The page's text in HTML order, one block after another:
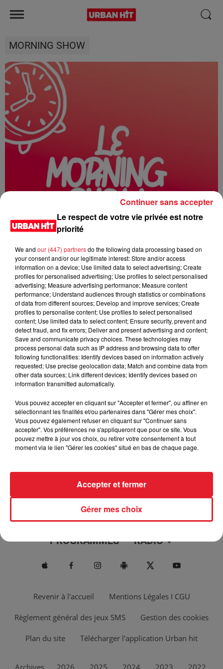
MORNING SHOW
0:00 5 min 32 sec
8 février 2024 - 5 min 32 sec
ACTUS MUSIQUES
PROGRAMMES RADIO
Revenir à l'accueil Mentions Légales I CGU
Règlement général des jeux SMS Gestion des cookies
Plan du site Télécharger l'application Urban hit
Archives 2026 2025 2024 2023 2022
Le respect de votre vie privée est notre
priorité
We and our (447) partnersdo the following data processing based on
your consent and/or our legitimate interest: Store and/or access
information on a device; Use limited data to select advertising; Create
profiles for personalised advertising; Use profiles to select personalised
advertising; Measure advertising performance; Measure content
performance; Understand audiences through statistics or combinations
of data from different sources; Develop and improve services; Create
profiles to personalise content; Use profiles to select personalised
content; Use limited data to select content; Ensure security, prevent and
detect fraud, and fix errors; Deliver and present advertising and content;
Save and communicate privacy choices. These technologies may
process personal data such as IP address and browsing data to offer
following functionalities: Identify devices based on information actively
requested; Use precise geolocation data; Match and combine data from
other data sources; Link different devices; Identify devices based on
information transmitted automatically.
Vous pouvez accepter en cliquant sur "Accepter et fermer", ou affiner en
sélectionnant les finalités et/ou partenaires dans "Gérer mes choix".
Vous pouvez également refuser en cliquant sur "Continuer sans
accepter". Vos préférences ne s'appliqueront que pour ce site. Vous
pouvez mettre à jour vos choix, ou retirer votre consentement à tout
moment via le lien "Gérer les cookies" situé en bas de chaque page.
Gérer mes choix
Accepter et fermer
Continuer sans accepter